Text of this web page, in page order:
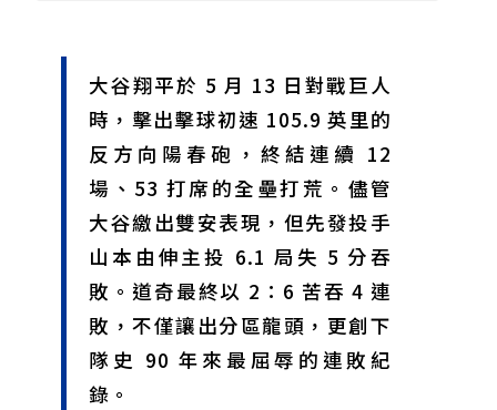
甲 萬人爭躦轎底響徹夜空
MLB》鄧愷威6局飆6K完封小熊奪第3勝！宰制力複製
「王建民建仔旋風」引爆世代傳承鐵觀音節政大登場 結合大文山友善食農與地方創生
造訪大安高工 體驗端午文化與前瞻工業實作
迎端午、抗酷暑！臺中盛夏水域系列活動本周六起兩地
課堂搬到菜市場！北市13校「游於藝」成果展 導覽小
洲」成國際打卡新地標
熊鷹羽毛與保育的兩難！金甌女中師生齊聚《飛吧！熊
鷹》特映會 深化原民文化與生態永續教育
29件神級作品齊聚葫蘆墩！「藝馬登豐」2026台灣工
藝之家聯展震撼登場
跨越百年的生物觀測！科博館、成大《時空丈量師》特
展：讓典藏標本說出氣候變遷真相
睽違七年！精品郵輪「島嶼天空號」首航臺中港 參山處
攜手縣市熱情迎賓
金牌搖籃驚傳「球荒」！江啟臣偕運彩公會挺萬和國
中，捐贈 1800 顆羽球助小將 4 月全中運奪金
台中》15分鐘的診療，13年的堅持！ 中山醫大牙醫系
跨海義診13年
大谷翔平於 5 月 13 日對戰巨人
時，擊出擊球初速 105.9 英里的
反方向陽春砲，終結連續 12
場、53 打席的全壘打荒。儘管
大谷繳出雙安表現，但先發投手
山本由伸主投 6.1 局失 5 分吞
敗。道奇最終以 2：6 苦吞 4 連
敗，不僅讓出分區龍頭，更創下
隊史 90 年來最屈辱的連敗紀
錄。